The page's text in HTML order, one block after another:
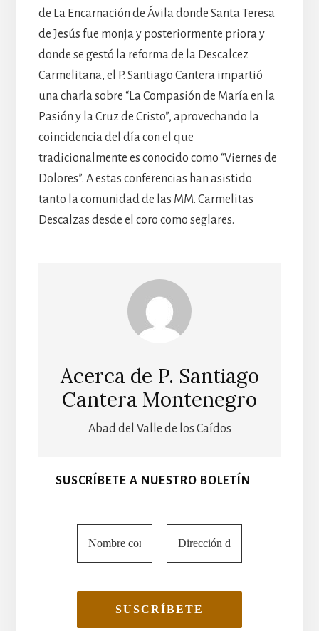
de La Encarnación de Ávila donde Santa Teresa
de Jesús fue monja y posteriormente priora y
donde se gestó la reforma de la Descalcez
Carmelitana, el P. Santiago Cantera impartió
una charla sobre “La Compasión de María en la
Pasión y la Cruz de Cristo”, aprovechando la
coincidencia del día con el que
tradicionalmente es conocido como “Viernes de
Dolores”. A estas conferencias han asistido
tanto la comunidad de las MM. Carmelitas
Descalzas desde el coro como seglares.
Acerca de P. Santiago
Cantera Montenegro
Abad del Valle de los Caídos
SUSCRÍBETE A NUESTRO BOLETÍN